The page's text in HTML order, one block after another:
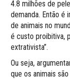
4.8 milhões de
demanda. Então é
de animais no
é custo proibitiva,
extrativista”.
Ou seja,
que os animais